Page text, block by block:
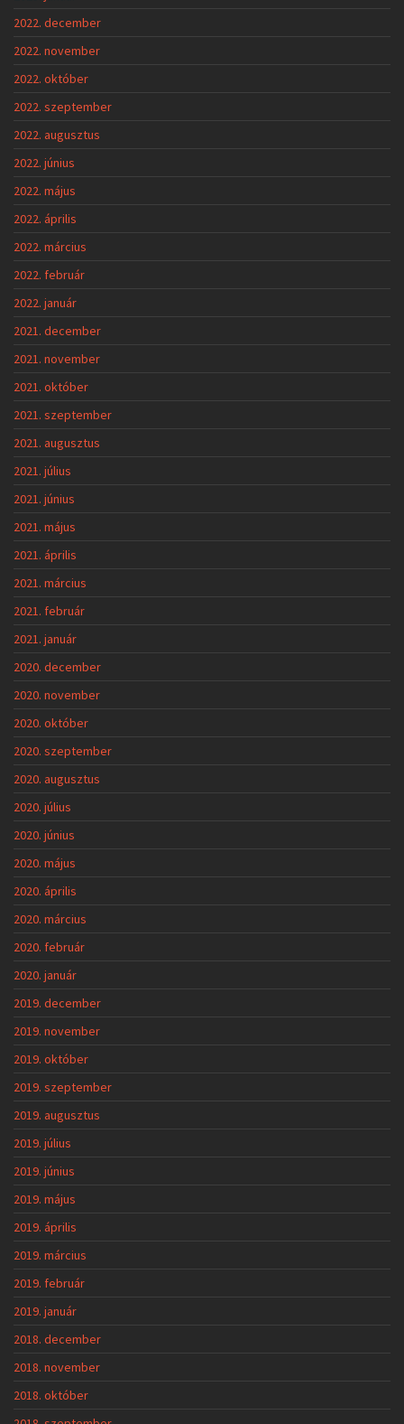
2022. december
2022. november
2022. október
2022. szeptember
2022. augusztus
2022. június
2022. május
2022. április
2022. március
2022. február
2022. január
2021. december
2021. november
2021. október
2021. szeptember
2021. augusztus
2021. július
2021. június
2021. május
2021. április
2021. március
2021. február
2021. január
2020. december
2020. november
2020. október
2020. szeptember
2020. augusztus
2020. július
2020. június
2020. május
2020. április
2020. március
2020. február
2020. január
2019. december
2019. november
2019. október
2019. szeptember
2019. augusztus
2019. július
2019. június
2019. május
2019. április
2019. március
2019. február
2019. január
2018. december
2018. november
2018. október